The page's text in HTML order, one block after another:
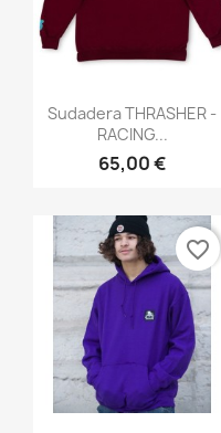
Vista rápida
Sudadera THRASHER -
RACING...
65,00 €
favorite_border